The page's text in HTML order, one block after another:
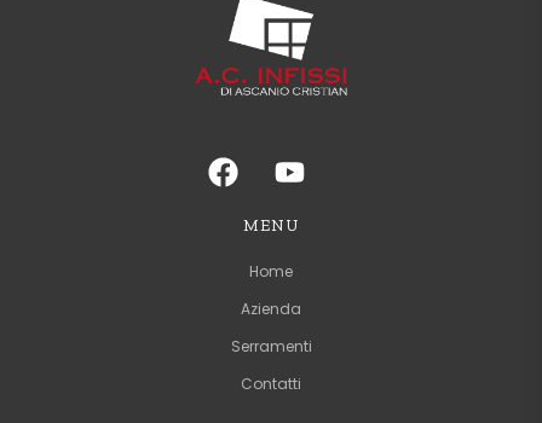
MENU
Home
Azienda
Serramenti
Contatti